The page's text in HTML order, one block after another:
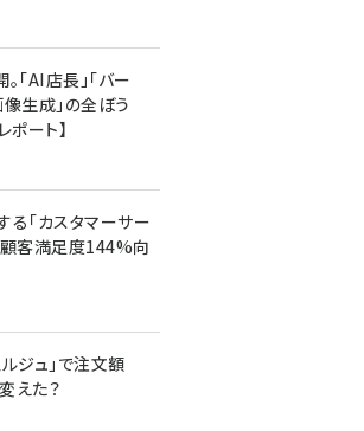
「AI店長」「バー
生成」の全ぼう
ート】
「カスタマーサー
客満足度144%向
ジュ」で注文額
えた？